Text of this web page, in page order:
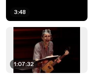
3:48
1:07:32